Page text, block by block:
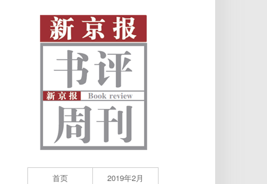
首页
2019年2月